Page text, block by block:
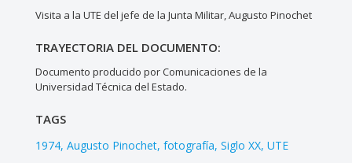
Visita a la UTE del jefe de la Junta Militar, Augusto Pinochet
TRAYECTORIA DEL DOCUMENTO:
Documento producido por Comunicaciones de la
Universidad Técnica del Estado.
TAGS
1974 Augusto Pinochet fotografía Siglo XX UTE